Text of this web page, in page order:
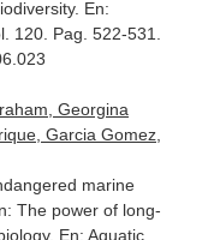
En:
120. Pag. 522-531.
Georgina
Garcia Gomez,
marine
The power of long-
En: Aquatic